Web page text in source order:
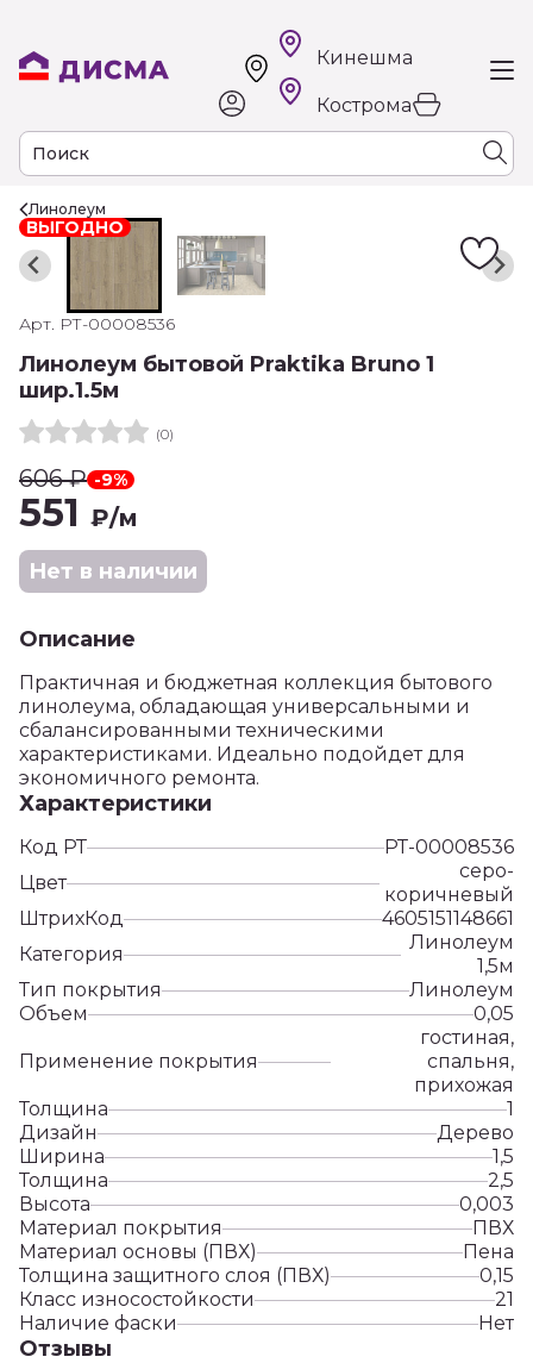
Кинешма
Кострома
Линолеум
ВЫГОДНО
Арт. РТ-00008536
Линолеум бытовой Praktika Bruno 1
шир.1.5м
(0)
606₽ -9%
551 ₽/м
Нет в наличии
Описание
Практичная и бюджетная коллекция бытового
линолеума, обладающая универсальными и
сбалансированными техническими
характеристиками. Идеально подойдет для
экономичного ремонта.
Характеристики
Код РТ
РТ-00008536
Цвет
серо-
коричневый
ШтрихКод
4605151148661
Категория
Линолеум
1,5м
Тип покрытия
Линолеум
Объем
0,05
Применение покрытия
гостиная,
спальня,
прихожая
Толщина
1
Дизайн
Дерево
Ширина
1,5
Толщина
2,5
Высота
0,003
Материал покрытия
ПВХ
Материал основы (ПВХ)
Пена
Толщина защитного слоя (ПВХ)
0,15
Класс износостойкости
21
Наличие фаски
Нет
Отзывы